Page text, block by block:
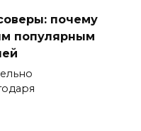
почему
популярным